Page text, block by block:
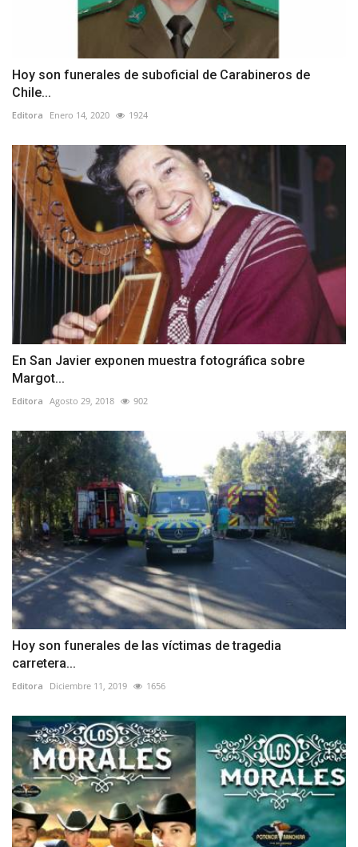
Hoy son funerales de suboficial de Carabineros de
Chile...
Editora Enero 14, 2020 1924
En San Javier exponen muestra fotográfica sobre
Margot...
Editora Agosto 29, 2018 902
Hoy son funerales de las víctimas de tragedia
carretera...
Editora Diciembre 11, 2019 1656